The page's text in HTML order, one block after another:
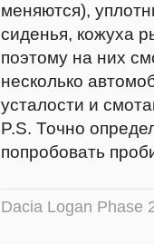
меняются),
сиденья, кожуха
поэтому на них
несколько
усталости и
P.S. Точно
попробовать
Dacia Logan Phase